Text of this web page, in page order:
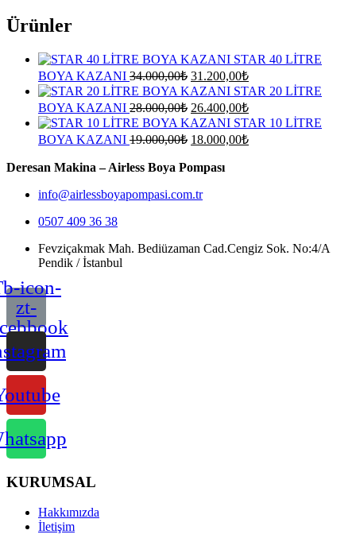
Ürünler
STAR 40 LİTRE
BOYA KAZANI 34.000,00₺ Orijinal
fiyat:
34.000,00₺.
31.200,00₺Şu
andaki
fiyat:
31.200,00₺.
STAR 20 LİTRE
BOYA KAZANI 28.000,00₺ Orijinal
fiyat:
28.000,00₺.
26.400,00₺Şu
andaki
fiyat:
26.400,00₺.
STAR 10 LİTRE
BOYA KAZANI 19.000,00₺ Orijinal
19.000,00₺.
18.000,00₺Şu
Deresan Makina – Airless Boya Pompası
info@airlessboyapompasi.com.tr
0507 409 36 38
Fevziçakmak Mah. Bediüzaman Cad.Cengiz Sok. No:4/A
Pendik / İstanbul
icon-
zt-
KURUMSAL
Hakkımızda
İletişim